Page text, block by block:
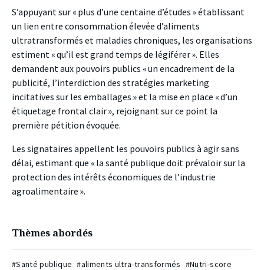
S’appuyant sur « plus d’une centaine d’études » établissant
un lien entre consommation élevée d’aliments
ultratransformés et maladies chroniques, les organisations
estiment « qu’il est grand temps de légiférer ». Elles
demandent aux pouvoirs publics « un encadrement de la
publicité, l’interdiction des stratégies marketing
incitatives sur les emballages » et la mise en place « d’un
étiquetage frontal clair », rejoignant sur ce point la
première pétition évoquée.
Les signataires appellent les pouvoirs publics à agir sans
délai, estimant que « la santé publique doit prévaloir sur la
protection des intérêts économiques de l’industrie
agroalimentaire ».
Thèmes abordés
#Santé publique #aliments ultra-transformés #Nutri-score